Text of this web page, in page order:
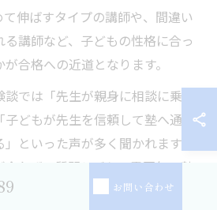
伸ばすタイプの講師や、間違い
講師など、子どもの性格に合っ
合格への近道となります。
では「先生が親身に相談に乗っ
どもが先生を信頼して塾へ通う
といった声が多く聞かれます。
わず、質問しづらい雰囲気の塾
る場合もあるため注意しましょ
お問い合わせ